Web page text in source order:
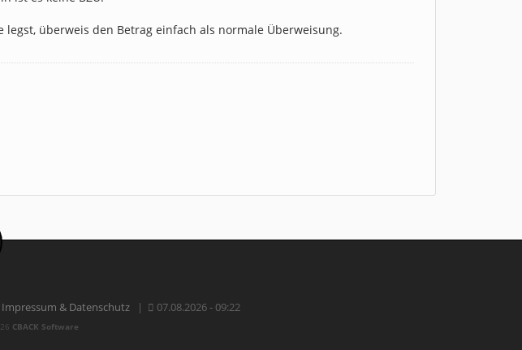
überweis den Betrag einfach als normale Überweisung.
Impressum & Datenschutz | 07.08.2026 - 09:22
CBACK Software